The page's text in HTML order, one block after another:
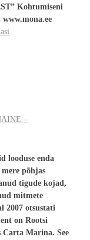
Kohtumiseni
–
looduse enda
põhjas
tigude kojad,
mitmete
2007 otsustati
on Rootsi
Marina. See